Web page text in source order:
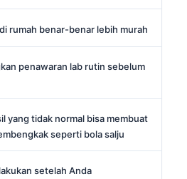
rumah benar-benar lebih murah
penawaran lab rutin sebelum
yang tidak normal bisa membuat
seperti bola salju
setelah Anda